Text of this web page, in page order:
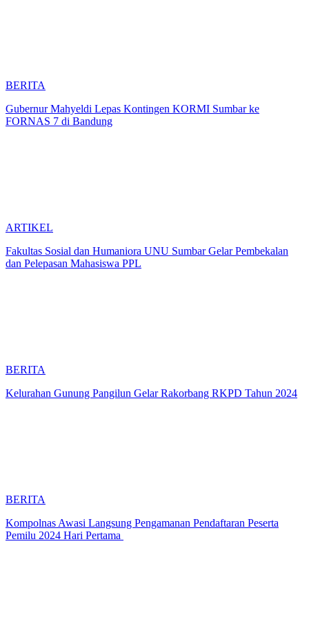
BERITA
Gubernur Mahyeldi Lepas Kontingen KORMI Sumbar ke
FORNAS 7 di Bandung
ARTIKEL
Fakultas Sosial dan Humaniora UNU Sumbar Gelar Pembekalan
dan Pelepasan Mahasiswa PPL
BERITA
Kelurahan Gunung Pangilun Gelar Rakorbang RKPD Tahun 2024
BERITA
Kompolnas Awasi Langsung Pengamanan Pendaftaran Peserta
Pemilu 2024 Hari Pertama